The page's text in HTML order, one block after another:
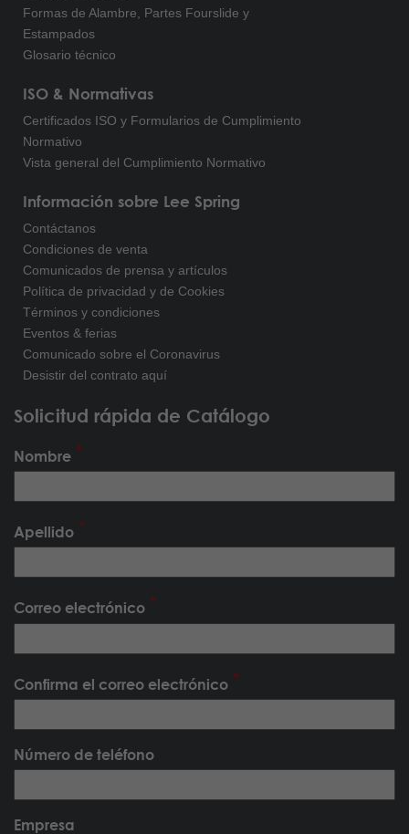
Formas de Alambre, Partes Fourslide y
Estampados
Glosario técnico
ISO & Normativas
Certificados ISO y Formularios de Cumplimiento
Normativo
Vista general del Cumplimiento Normativo
Información sobre Lee Spring
Contáctanos
Condiciones de venta
Comunicados de prensa y artículos
Política de privacidad y de Cookies
Términos y condiciones
Eventos & ferias
Comunicado sobre el Coronavirus
Desistir del contrato aquí
Solicitud rápida de Catálogo
Nombre
Apellido
Correo electrónico
Confirma el correo electrónico
Número de teléfono
Empresa